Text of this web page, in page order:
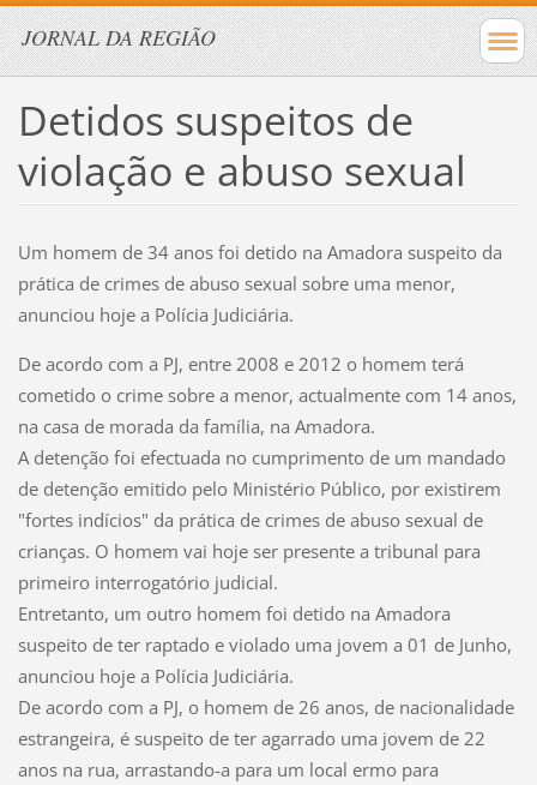
JORNAL DA REGIÃO
Detidos suspeitos de
violação e abuso sexual
Um homem de 34 anos foi detido na Amadora suspeito da
prática de crimes de abuso sexual sobre uma menor,
anunciou hoje a Polícia Judiciária.
De acordo com a PJ, entre 2008 e 2012 o homem terá
cometido o crime sobre a menor, actualmente com 14 anos,
na casa de morada da família, na Amadora.
A detenção foi efectuada no cumprimento de um mandado
de detenção emitido pelo Ministério Público, por existirem
"fortes indícios" da prática de crimes de abuso sexual de
crianças. O homem vai hoje ser presente a tribunal para
primeiro interrogatório judicial.
Entretanto, um outro homem foi detido na Amadora
suspeito de ter raptado e violado uma jovem a 01 de Junho,
anunciou hoje a Polícia Judiciária.
De acordo com a PJ, o homem de 26 anos, de nacionalidade
estrangeira, é suspeito de ter agarrado uma jovem de 22
anos na rua, arrastando-a para um local ermo para